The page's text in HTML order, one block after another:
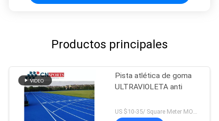
Productos principales
Pista atlética de goma
ULTRAVIOLETA anti
US $10-35/ Square Meter MOQ:/